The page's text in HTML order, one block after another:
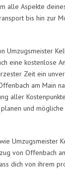
alle Aspekte
bis hin zur
Umzugsmeister
eine kostenlose
Zeit ein
am Main
aller
und mögliche
Umzugsmeister
von Offenbach
dich von ihrem